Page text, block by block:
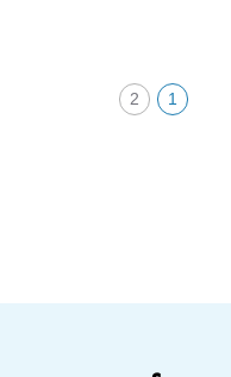
1
2